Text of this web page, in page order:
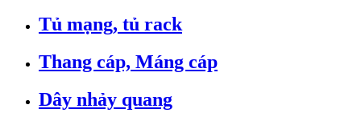
Tủ mạng, tủ rack
Thang cáp, Máng cáp
Dây nhảy quang